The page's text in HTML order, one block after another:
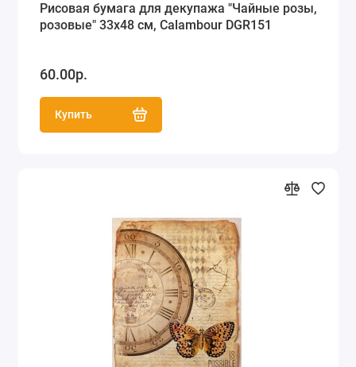
Рисовая бумага для декупажа "Чайные розы,
розовые" 33х48 см, Calambour DGR151
60.00р.
Купить